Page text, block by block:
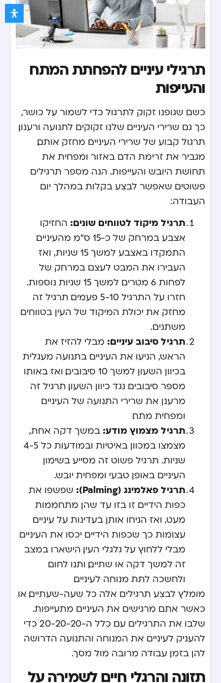
תרגילי עיניים להפחתת המתח
והעייפות
כשם שגופנו זקוק לתרגול כדי לשמור על כושר,
כך גם שרירי העיניים שלנו זקוקים לתנועה ורענון.
תרגול קבוע של שרירי העיניים מחזק אותם,
מגביר את זרימת הדם באזור ומפחית את
תחושת היובש והעייפות. הנה מספר תרגילים
פשוטים שאפשר לבצע בקלות במהלך יום
העבודה:
תרגיל מיקוד לטווחים שונים: החזיקו
אצבע במרחק של כ-15 ס”מ מהעיניים.
התמקדו באצבע למשך 15 שניות, ואז
העבירו את המבט לעצם במרחק של
לפחות 6 מטרים למשך 15 שניות נוספות.
חזרו על התרגיל 5-10 פעמים. תרגיל זה
מחזק את יכולת המיקוד של העין בטווחים
משתנים.
תרגיל סיבוב עיניים: מבלי להזיז את
הראש, הניעו את העיניים בתנועה מעגלית
בכיוון השעון למשך 10 סיבובים, ואז באותו
מספר סיבובים נגד כיוון השעון. תרגיל זה
מרענן את שרירי התנועה של העיניים
ומפחית מתח.
תרגיל מצמוץ מודע: במשך דקה אחת,
מצמצו במכוון באיטיות ובמודעות כל 4-5
שניות. תרגיל פשוט זה מסייע בשימון
העיניים באופן טבעי ומפחית יובש.
תרגיל פאלמינג (Palming):
שפשפו את
כפות הידיים זו בזו עד שהן מתחממות
מעט, ואז הניחו אותן בעדינות על עיניים
עצומות כך שכפות הידיים יכסו את העיניים
מבלי ללחוץ על גלגלי העין. הישארו במצב
זה למשך דקה או שתיים, ותנו לחום
ולחשכה לתת מנוחה לעיניים.
מומלץ לבצע תרגילים אלה כל שעה-שעתיים, או
כאשר אתם מרגישים את העיניים מתעייפות.
שלבו את התרגילים עם כלל ה-20-20-20 כדי
להעניק לעיניים את המנוחה והתנועה הדרושה
להן בזמן עבודה מרובה מול מסך.
תזונה והרגלי חיים לשמירה על